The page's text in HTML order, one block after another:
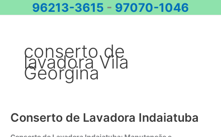
96213-3615 - 97070-1046
conserto de
lavadora Vila
Georgina
Conserto de Lavadora Indaiatuba